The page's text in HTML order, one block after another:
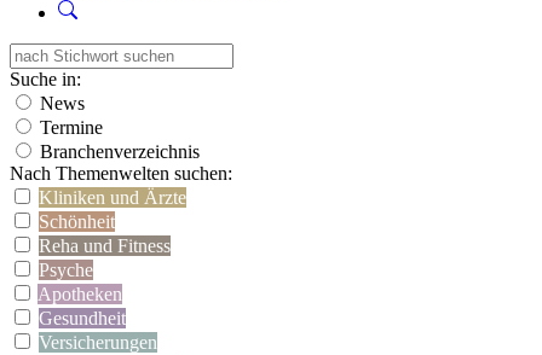
Suche in:
News
Termine
Branchenverzeichnis
Nach Themenwelten suchen:
Kliniken und Ärzte
Schönheit
Reha und Fitness
Psyche
Apotheken
Gesundheit
Versicherungen